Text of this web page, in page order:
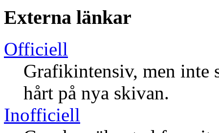
Externa länkar
Officiell
Grafikintensiv, men inte
hårt på nya skivan.
Inofficiell